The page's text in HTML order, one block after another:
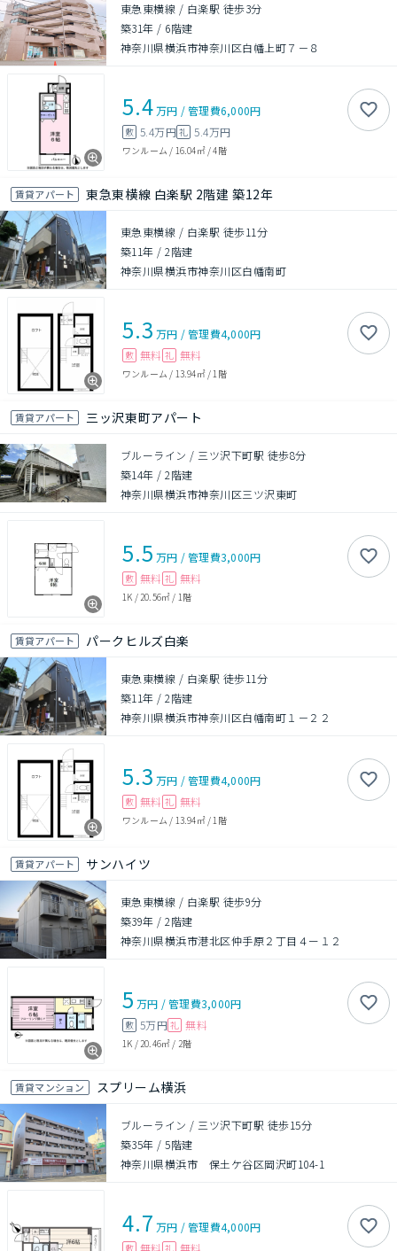
東急東横線 / 白楽駅 徒歩3分
築31年 / 6階建
神奈川県横浜市神奈川区白幡上町７－８
5.4万円 /管理費6,000円
敷 5.4万円礼 5.4万円
ワンルーム / 16.04㎡/4階
賃貸アパート 東急東横線 白楽駅 2階建 築12年
東急東横線 / 白楽駅 徒歩11分
築11年 /2階建
神奈川県横浜市神奈川区白幡南町
5.3 万円 /管理費4,000円
敷 無料 礼 無料
ワンルーム / 13.94㎡/ 1階
賃貸アパート 三ッ沢東町アパート
ブルーライン / 三ツ沢下町駅 徒歩8分
築14年 /2階建
神奈川県横浜市神奈川区三ツ沢東町
5.5 万円 /管理費3,000円
敷 無料 礼 無料
1K / 20.56㎡ / 1階
賃貸アパート パークヒルズ白楽
東急東横線 / 白楽駅 徒歩11分
築11年 /2階建
神奈川県横浜市神奈川区白幡南町１－２２
5.3 万円 /管理費4,000円
敷 無料 礼 無料
ワンルーム / 13.94㎡/ 1階
賃貸アパート サンハイツ
東急東横線 / 白楽駅 徒歩9分
築39年 /2階建
神奈川県横浜市港北区仲手原２丁目４ー１２
5 万円 /管理費3,000円
敷 5万円 礼 無料
1K / 20.46㎡ / 2階
賃貸マンション スプリーム横浜
ブルーライン / 三ツ沢下町駅 徒歩15分
築35年 /5階建
神奈川県横浜市 保土ケ谷区岡沢町104-1
4.7 万円 /管理費4,000円
敷 無料 礼 無料